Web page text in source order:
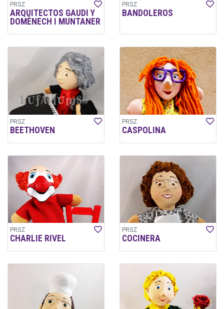
PRSZ
ARQUITECTOS GAUDI Y
DOMÈNECH I MUNTANER
PRSZ
BANDOLEROS
PRSZ
BEETHOVEN
PRSZ
CASPOLINA
PRSZ
CHARLIE RIVEL
PRSZ
COCINERA